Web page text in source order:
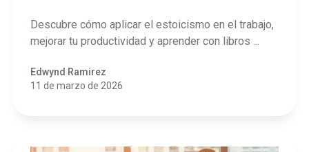
Descubre cómo aplicar el estoicismo en el trabajo,
mejorar tu productividad y aprender con libros ...
Edwynd Ramirez
11 de marzo de 2026